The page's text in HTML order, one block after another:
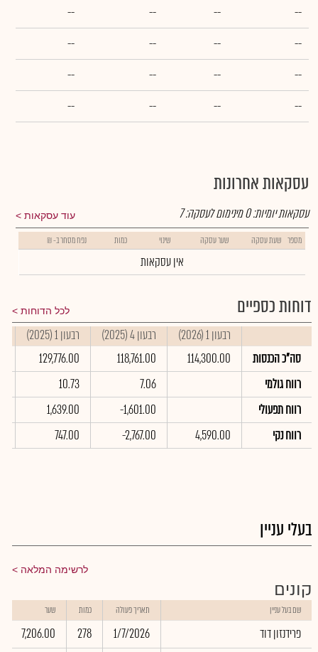
--
--
--
--
--
--
--
--
--
--
--
--
--
--
--
--
עסקאות אחרונות
עוד עסקאות עסקאות יומיות:0מינימום לעסקה:7
מספר שעת עסקה שער עסקה שינוי כמות נפח מסחר ב- ₪
אין עסקאות
דוחות כספיים לכל הדוחות
רבעון 1 (2026) רבעון 4 (2025) רבעון 1 (2025)
סה"כ הכנסות
114,300.00
118,761.00
129,776.00
רווח גולמי
7.06
10.73
רווח תפעולי
-1,601.00
1,639.00
רווח נקי
4,590.00
-2,767.00
747.00
בעלי עניין
לרשימה המלאה
קונים
שם בעל עניין תאריך פעולה כמות שער
פרידנזון דוד 1/7/2026
278
7,206.00